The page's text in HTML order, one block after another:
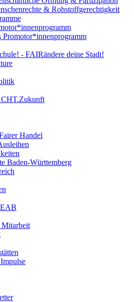
& Rohstoffgerechtigkeit
Promotor*innenprogramm
- FAIRändere deine Stadt!
Handel
Baden-Württemberg
Mitarbeit